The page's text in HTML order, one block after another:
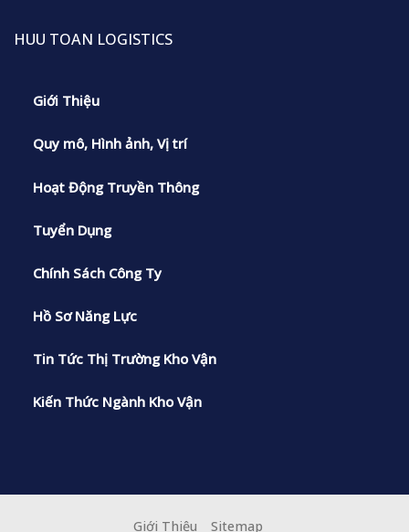
HUU TOAN LOGISTICS
Giới Thiệu
Quy mô, Hình ảnh, Vị trí
Hoạt Động Truyền Thông
Tuyển Dụng
Chính Sách Công Ty
Hồ Sơ Năng Lực
Tin Tức Thị Trường Kho Vận
Kiến Thức Ngành Kho Vận
Giới Thiệu Sitemap